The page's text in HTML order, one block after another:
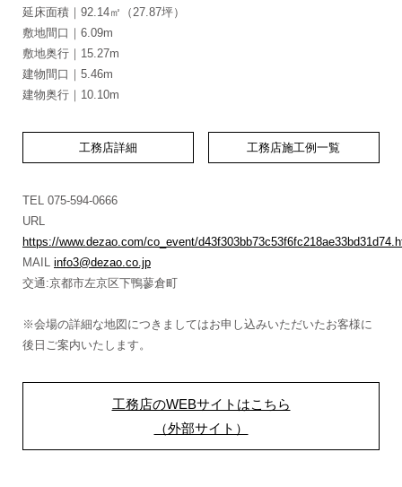
延床面積｜92.14㎡（27.87坪）
敷地間口｜6.09m
敷地奥行｜15.27m
建物間口｜5.46m
建物奥行｜10.10m
工務店詳細 工務店施工例一覧
TEL 075-594-0666
URL
https://www.dezao.com/co_event/
MAIL info3@dezao.co.jp
交通:京都市左京区下鴨蓼倉町
※会場の詳細な地図につきましてはお申し込みいただいたお客様に
後日ご案内いたします。
工務店のWEBサイトはこちら
（外部サイト）